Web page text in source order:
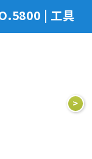
| 工具
>